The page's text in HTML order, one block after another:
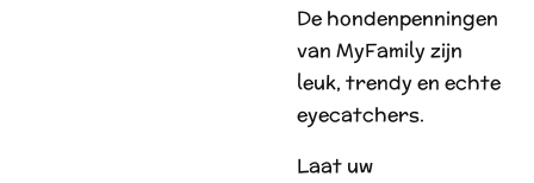
De hondenpenningen
van MyFamily zijn
leuk, trendy en echte
eyecatchers.
Laat uw